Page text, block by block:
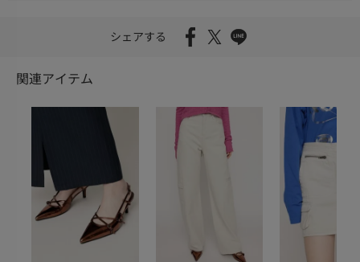
シェアする
関連アイテム